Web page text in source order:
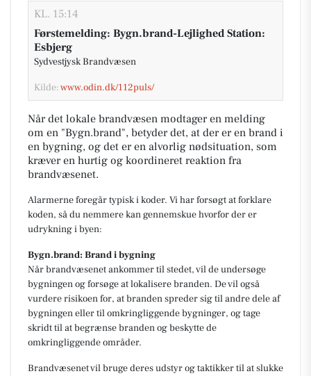
KL. 15:14
Førstemelding: Bygn.brand-Lejlighed Station:
Esbjerg
Sydvestjysk Brandvæsen
Kilde:www.odin.dk/112puls/
Når det lokale brandvæsen modtager en melding
om en "Bygn.brand", betyder det, at der er en brand i
en bygning, og det er en alvorlig nødsituation, som
kræver en hurtig og koordineret reaktion fra
brandvæsenet.
Alarmerne foregår typisk i koder. Vi har forsøgt at forklare
koden, så du nemmere kan gennemskue hvorfor der er
udrykning i byen:
Bygn.brand: Brand i bygning
Når brandvæsenet ankommer til stedet, vil de undersøge
bygningen og forsøge at lokalisere branden. De vil også
vurdere risikoen for, at branden spreder sig til andre dele af
bygningen eller til omkringliggende bygninger, og tage
skridt til at begrænse branden og beskytte de
omkringliggende områder.
Brandvæsenet vil bruge deres udstyr og taktikker til at slukke